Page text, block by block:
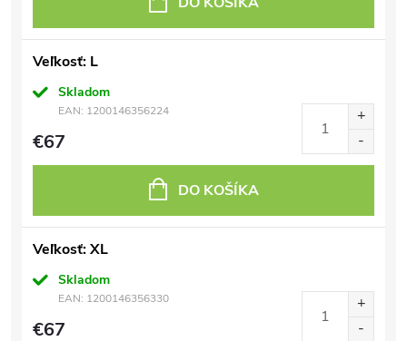
Veľkosť: L
Skladom
EAN: 1200146356224
€67
DO KOŠÍKA
Veľkosť: XL
Skladom
EAN: 1200146356330
€67